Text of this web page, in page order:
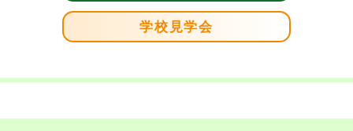
学校見学会